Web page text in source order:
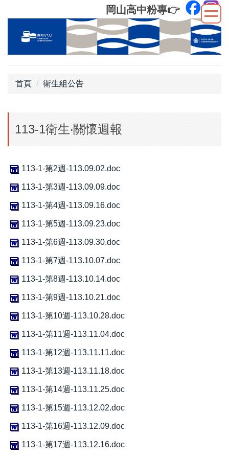
到
內
岡山高中粉專👉
首頁 衛生組公告
113-1衛生‧關懷週報
113-1-第2週-113.09.02.doc
113-1-第3週-113.09.09.doc
113-1-第4週-113.09.16.doc
113-1-第5週-113.09.23.doc
113-1-第6週-113.09.30.doc
113-1-第7週-113.10.07.doc
113-1-第8週-113.10.14.doc
113-1-第9週-113.10.21.doc
113-1-第10週-113.10.28.doc
113-1-第11週-113.11.04.doc
113-1-第12週-113.11.11.doc
113-1-第13週-113.11.18.doc
113-1-第14週-113.11.25.doc
113-1-第15週-113.12.02.doc
113-1-第16週-113.12.09.doc
113-1-第17週-113.12.16.doc